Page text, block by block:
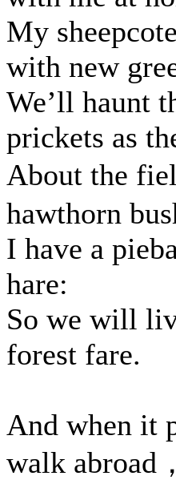
My
with new
We’ll haunt
prickets as
About the
hawthorn
I have a
hare:
So we will
forest fare.
And when it
walk abroad，